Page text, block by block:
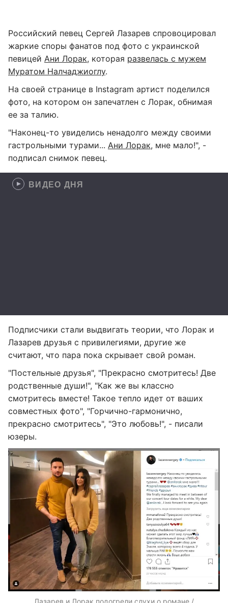
Российский певец Сергей Лазарев спровоцировал
жаркие споры фанатов под фото с украинской
певицей Ани Лорак, которая развелась с мужем
Муратом Налчаджиоглу.
На своей странице в Instagram артист поделился
фото, на котором он запечатлен с Лорак, обнимая
ее за талию.
"Наконец-то увиделись ненадолго между своими
гастрольными турами... Ани Лорак, мне мало!", -
подписал снимок певец.
ВИДЕО ДНЯ
Подписчики стали выдвигать теории, что Лорак и
Лазарев друзья с привилегиями, другие же
считают, что пара пока скрывает свой роман.
"Постельные друзья", "Прекрасно смотритесь! Две
родственные души!", "Как же вы классно
смотритесь вместе! Такое тепло идет от ваших
совместных фото", "Горчично-гармонично,
прекрасно смотритесь", "Это любовь!", - писали
юзеры.
Лазарев и Лорак подогрели слухи о романе /